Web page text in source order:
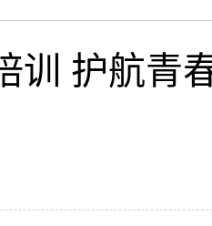
训 护航